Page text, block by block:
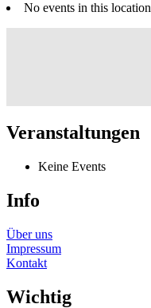
No events in this location
Veranstaltungen
Keine Events
Info
Über uns
Impressum
Kontakt
Wichtig